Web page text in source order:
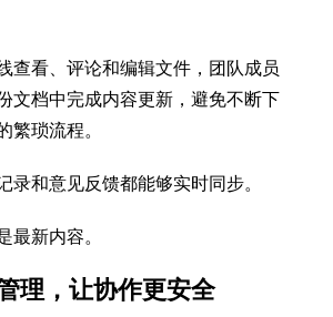
查看、评论和编辑文件，团队成员
文档中完成内容更新，避免不断下
繁琐流程。
录和意见反馈都能够实时同步。
最新内容。
理，让协作更安全